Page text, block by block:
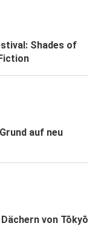
Shades of
auf neu
von Tōkyō